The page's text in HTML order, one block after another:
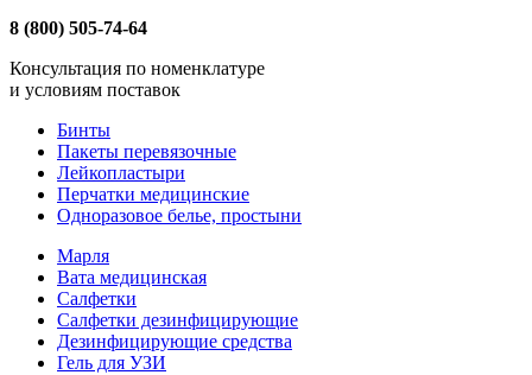
8 (800) 505-74-64
Консультация по номенклатуре
и условиям поставок
Бинты
Пакеты перевязочные
Лейкопластыри
Перчатки медицинские
Одноразовое белье, простыни
Марля
Вата медицинская
Салфетки
Салфетки дезинфицирующие
Дезинфицирующие средства
Гель для УЗИ